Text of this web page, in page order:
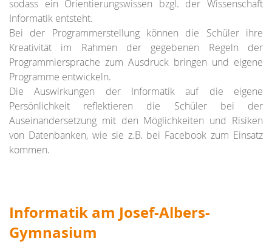
sodass ein Orientierungswissen bzgl. der Wissenschaft
Informatik entsteht.
Bei der Programmerstellung können die Schüler ihre
Kreativität im Rahmen der gegebenen Regeln der
Programmiersprache zum Ausdruck bringen und eigene
Programme entwickeln.
Die Auswirkungen der Informatik auf die eigene
Persönlichkeit reflektieren die Schüler bei der
Auseinandersetzung mit den Möglichkeiten und Risiken
von Datenbanken, wie sie z.B. bei Facebook zum Einsatz
kommen.
Informatik am Josef-Albers-
Gymnasium